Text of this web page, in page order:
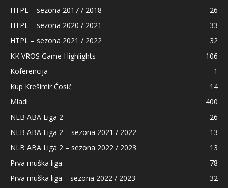
HTPL – sezona 2017 / 2018
26
HTPL – sezona 2020 / 2021
33
HTPL – sezona 2021 / 2022
32
KK VROS Game Highlights
106
Koferencija
1
Kup Krešimir Ćosić
14
Mladi
400
NLB ABA Liga 2
26
NLB ABA Liga 2 – sezona 2021 / 2022
13
NLB ABA Liga 2 – sezona 2022 / 2023
13
Prva muška liga
78
Prva muška liga – sezona 2022 / 2023
32